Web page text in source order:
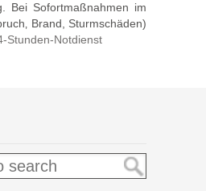
Bei Sofortmaßnahmen im
Brand, Sturmschäden)
Stunden-Notdienst